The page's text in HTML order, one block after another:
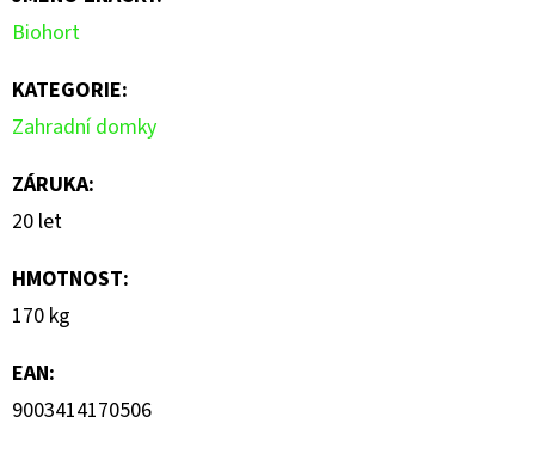
Biohort
KATEGORIE:
Zahradní domky
ZÁRUKA:
20 let
HMOTNOST:
170 kg
EAN:
9003414170506